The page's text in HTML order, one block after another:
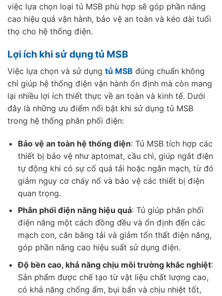
việc lựa chọn loại tủ MSB phù hợp sẽ góp phần nâng
cao hiệu quả vận hành, bảo vệ an toàn và kéo dài tuổi
thọ cho hệ thống điện.
Lợi ích khi sử dụng tủ MSB
Việc lựa chọn và sử dụng tủ MSB đúng chuẩn không
chỉ giúp hệ thống điện vận hành ổn định mà còn mang
lại nhiều lợi ích thiết thực về an toàn và kinh tế. Dưới
đây là những ưu điểm nổi bật khi sử dụng tủ MSB
trong hệ thống phân phối điện:
Bảo vệ an toàn hệ thống điện: Tủ MSB tích hợp các
thiết bị bảo vệ như aptomat, cầu chì, giúp ngắt điện
tự động khi có sự cố quá tải hoặc ngắn mạch, từ đó
giảm nguy cơ cháy nổ và bảo vệ các thiết bị điện
quan trọng.
Phân phối điện năng hiệu quả: Tủ giúp phân phối
điện năng một cách đồng đều và ổn định đến các
mạch con, cân bằng tải và giảm tổn thất điện năng,
góp phần nâng cao hiệu suất sử dụng điện.
Độ bền cao, khả năng chịu môi trường khắc nghiệt:
Sản phẩm được chế tạo từ vật liệu chất lượng cao,
có khả năng chống ẩm, bụi bẩn và chịu nhiệt tốt,